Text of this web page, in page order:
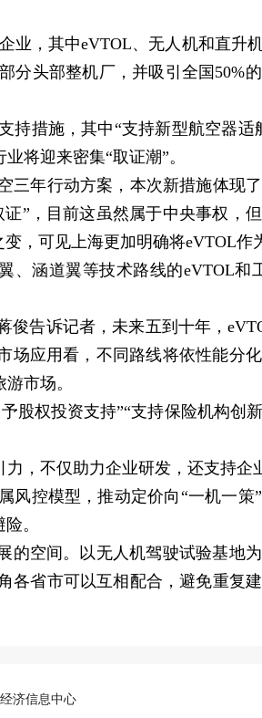
，其中eVTOL、无人机和直升机
分头部整机厂，并吸引全国50%
措施，其中“支持新型航空器适
将迎来密集“取证潮”。
年行动方案，本次新措施体现了
”，目前这虽然属于中央事权，
，可见上海更加明确将eVTOL作
涵道翼等技术路线的eVTOL和
告诉记者，未来五到十年，
场应用看，不同路线将依性能分
市场。
权投资支持”“支持保险机构创
不仅助力企业研发，还支持企
控模型，推动定价向“一机一策
。
空间。以无人机驾驶试验基地
各省市可以互相配合，避免重复
济信息中心